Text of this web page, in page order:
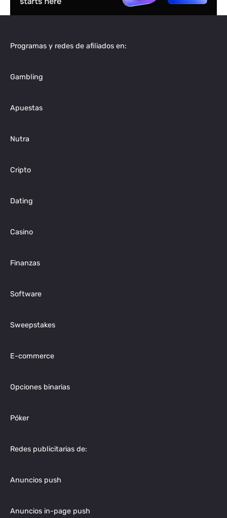
Programas y redes de afiliados en:
Gambling
Apuestas
Nutra
Cripto
Dating
Casino
Finanzas
Software
Sweepstakes
E-commerce
Opciones binarias
Póker
Redes publicitarias de:
Anuncios push
Anuncios in-page push